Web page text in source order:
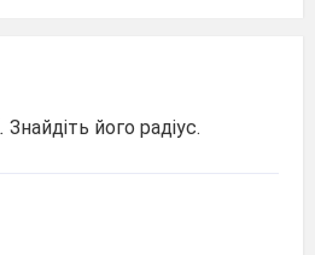
. Знайдіть його радіус.